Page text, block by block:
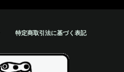
特定商取引法に基づく表記